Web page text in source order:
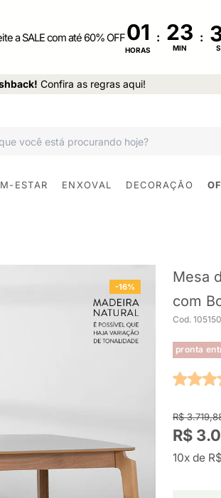
a SALE com até 60% OFF01
HORAS
:
MIN
:
Confira as regras aqui!
ESTAR ENXOVAL DECORAÇÃO
-16%
Mesa
com
Cod.
pronta
R$
R$
10x de